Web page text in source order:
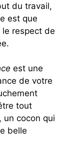
du travail,
est que
respect de
est une
de votre
tout
un cocon qui
belle